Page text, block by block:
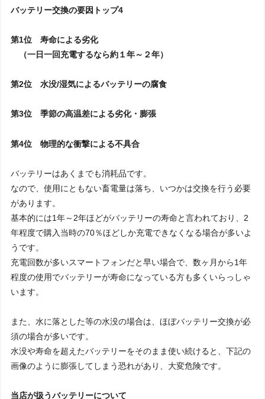
バッテリー交換の要因トップ4
第1位 寿命による劣化
（一日一回充電するなら約１年～２年）
第2位 水没/湿気によるバッテリーの腐食
第3位 季節の高温差による劣化・膨張
第4位 物理的な衝撃による不具合
バッテリーはあくまでも消耗品です。
なので、使用にともない畜電量は落ち、いつかは交換を行う必要
があります。
基本的には1年～2年ほどがバッテリーの寿命と言われており、2
年程度で購入当時の70％ほどしか充電できなくなる場合が多いよ
うです。
充電回数が多いスマートフォンだと早い場合で、数ヶ月から1年
程度の使用でバッテリーが寿命になっている方も多くいらっしゃ
います。
また、水に落とした等の水没の場合は、ほぼバッテリー交換が必
須の場合が多いです。
水没や寿命を超えたバッテリーをそのまま使い続けると、下記の
画像のように膨張してしまう恐れがあり、大変危険です。
当店が扱うバッテリーについて